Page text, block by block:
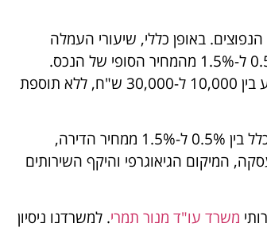
באופן כללי, שיעורי העמלה
הממוצעים שגובים עורכי דין על מכירת דירה בישראל נע בין 0.5% ל-1.5% מהמחיר הסופי של הנכס.
לדוגמה, אם הדירה נמכרת ב-2 מיליון ש"ח, העמלה עשויה לנוע בין 10,000 ל-30,000 ש"ח, ללא תוספת
אז כמה אחוז לוקח עו"ד על מכירת דירה? עורך דין לוקח בדרך כלל בין 0.5% ל-1.5% ממחיר הדירה,
המיקום הגיאוגרפי והיקף השירותים
משרד עו"ד מנור תמרי. למשרדנו ניסיון